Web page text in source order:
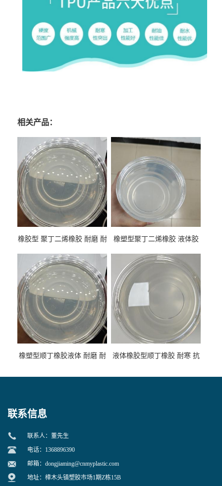
相关产品：
橡胶型 聚丁二烯橡胶 耐磨 耐
性
橡塑型聚丁二烯橡胶 液体胶
专用
橡塑型顺丁橡胶液体 耐磨 耐
液体橡胶型顺丁橡胶 耐寒 抗
联系信息
联系人：董先生
电话：1368896390
邮箱： dongjiaming@cnmyplastic.com
地址：樟木头镇塑胶市场1期Z栋15B